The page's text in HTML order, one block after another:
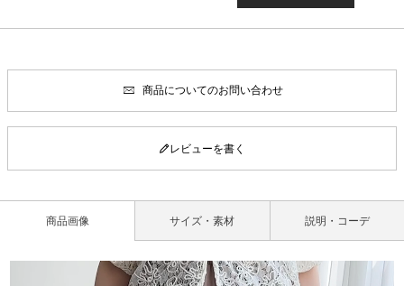
商品についてのお問い合わせ
レビューを書く
商品画像 サイズ・素材 説明・コーデ